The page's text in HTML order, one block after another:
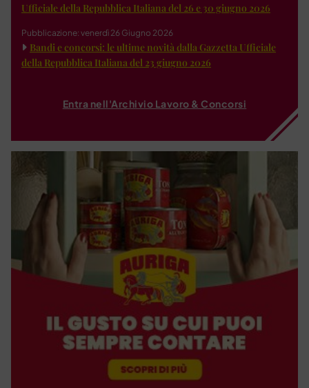
Ufficiale della Repubblica Italiana del 26 e 30 giugno 2026
Pubblicazione: venerdì 26 Giugno 2026
Bandi e concorsi: le ultime novità dalla Gazzetta Ufficiale
della Repubblica Italiana del 23 giugno 2026
Entra nell'Archivio Lavoro & Concorsi